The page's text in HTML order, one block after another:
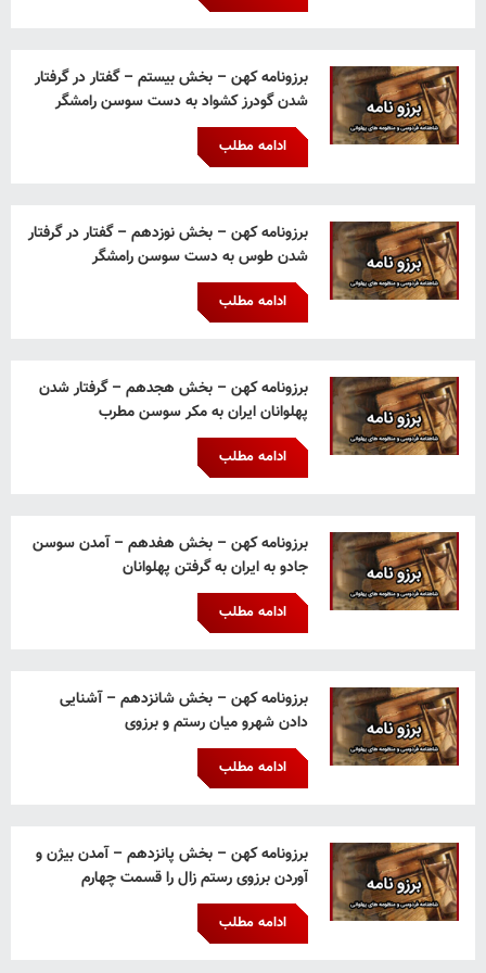
برزونامه کهن – بخش بیستم – گفتار در گرفتار
شدن گودرز کشواد به دست سوسن رامشگر
ادامه مطلب
برزونامه کهن – بخش نوزدهم – گفتار در گرفتار
شدن طوس به دست سوسن رامشگر
ادامه مطلب
برزونامه کهن – بخش هجدهم – گرفتار شدن
پهلوانان ایران به مکر سوسن مطرب
ادامه مطلب
برزونامه کهن – بخش هفدهم – آمدن سوسن
جادو به ایران به گرفتن پهلوانان
ادامه مطلب
برزونامه کهن – بخش شانزدهم – آشنایی
دادن شهرو میان رستم و برزوی
ادامه مطلب
برزونامه کهن – بخش پانزدهم – آمدن بیژن و
آوردن برزوی رستم زال را قسمت چهارم
ادامه مطلب